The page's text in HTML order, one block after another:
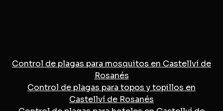
Control de plagas para mosquitos en Castellví de
Rosanés
Control de plagas para topos y topillos en
Castellví de Rosanés